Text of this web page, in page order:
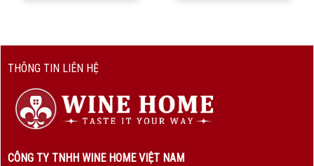
THÔNG TIN LIÊN HỆ
CÔNG TY TNHH WINE HOME VIỆT NAM